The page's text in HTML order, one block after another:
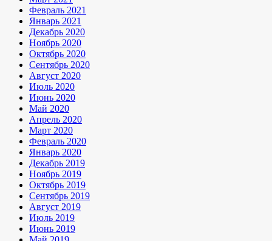
Февраль 2021
Январь 2021
Декабрь 2020
Ноябрь 2020
Октябрь 2020
Сентябрь 2020
Август 2020
Июль 2020
Июнь 2020
Май 2020
Апрель 2020
Март 2020
Февраль 2020
Январь 2020
Декабрь 2019
Ноябрь 2019
Октябрь 2019
Сентябрь 2019
Август 2019
Июль 2019
Июнь 2019